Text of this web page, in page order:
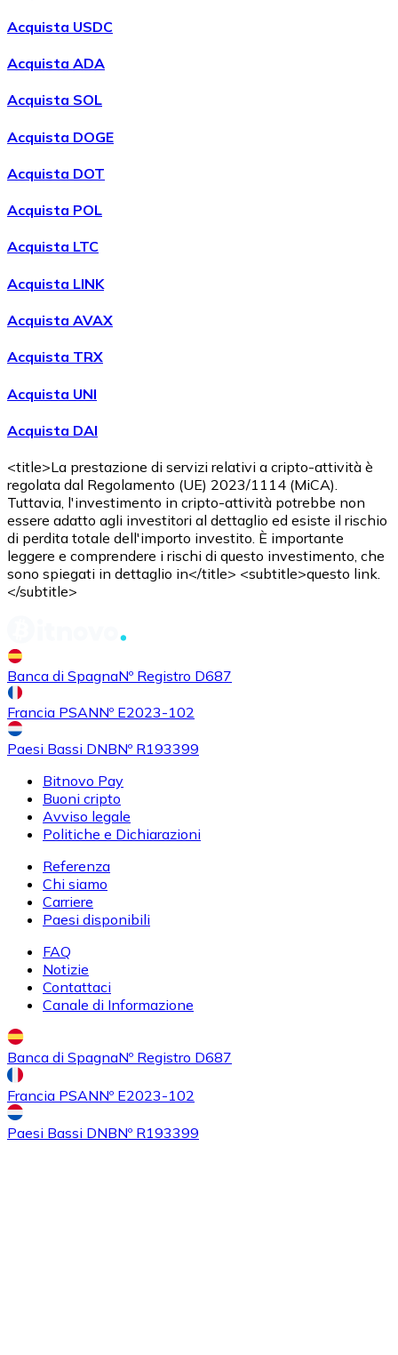
Acquista USDC
Acquista ADA
Acquista SOL
Acquista DOGE
Acquista DOT
Acquista POL
Acquista LTC
Acquista LINK
Acquista AVAX
Acquista TRX
Acquista UNI
Acquista DAI
<title>La prestazione di servizi relativi a cripto-attività è
regolata dal Regolamento (UE) 2023/1114 (MiCA).
Tuttavia, l'investimento in cripto-attività potrebbe non
essere adatto agli investitori al dettaglio ed esiste il rischio
di perdita totale dell'importo investito. È importante
leggere e comprendere i rischi di questo investimento, che
sono spiegati in dettaglio in</title> <subtitle>questo link.
</subtitle>
Banca di SpagnaNº Registro D687
Francia PSANNº E2023-102
Paesi Bassi DNBNº R193399
Bitnovo Pay
Buoni cripto
Avviso legale
Politiche e Dichiarazioni
Referenza
Chi siamo
Carriere
Paesi disponibili
FAQ
Notizie
Contattaci
Canale di Informazione
Banca di SpagnaNº Registro D687
Francia PSANNº E2023-102
Paesi Bassi DNBNº R193399